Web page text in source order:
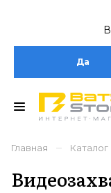
Да
Главная – Каталог